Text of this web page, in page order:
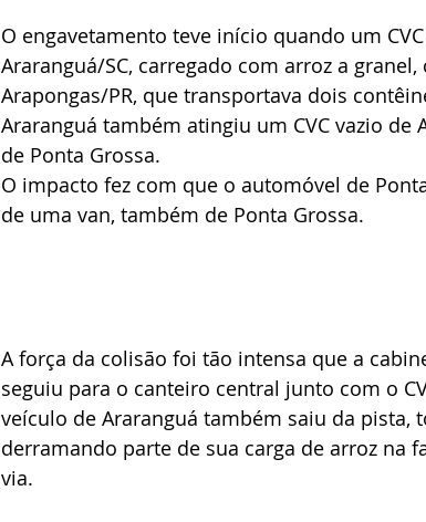
O engavetamento teve início quando um
Araranguá/SC, carregado com arroz a
Arapongas/PR, que transportava dois
Araranguá também atingiu um CVC vazio
de Ponta Grossa.
O impacto fez com que o automóvel de
de uma van, também de Ponta Grossa.
A força da colisão foi tão intensa que a
seguiu para o canteiro central junto com o
veículo de Araranguá também saiu da pista,
derramando parte de sua carga de arroz na
via.